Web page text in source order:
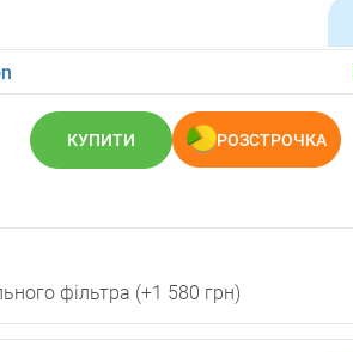
КУПИТИ РОЗСТРОЧКА
фільтра (+1 580 грн)